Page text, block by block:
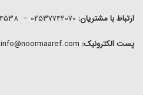
ارتباط با مشتریان:
پست الکترونیک: info@noormaaref.com